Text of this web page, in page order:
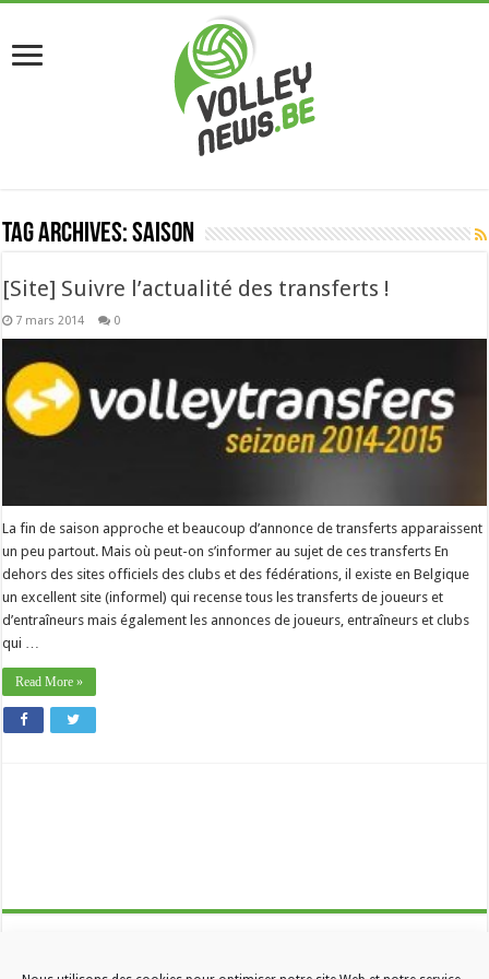
Tag Archives:saison
[Site] Suivre l’actualité des transferts !
7 mars 2014 0
La fin de saison approche et beaucoup d’annonce de transferts apparaissent
un peu partout. Mais où peut-on s’informer au sujet de ces transferts En
dehors des sites officiels des clubs et des fédérations, il existe en Belgique
un excellent site (informel) qui recense tous les transferts de joueurs et
d’entraîneurs mais également les annonces de joueurs, entraîneurs et clubs
qui …
Read More »